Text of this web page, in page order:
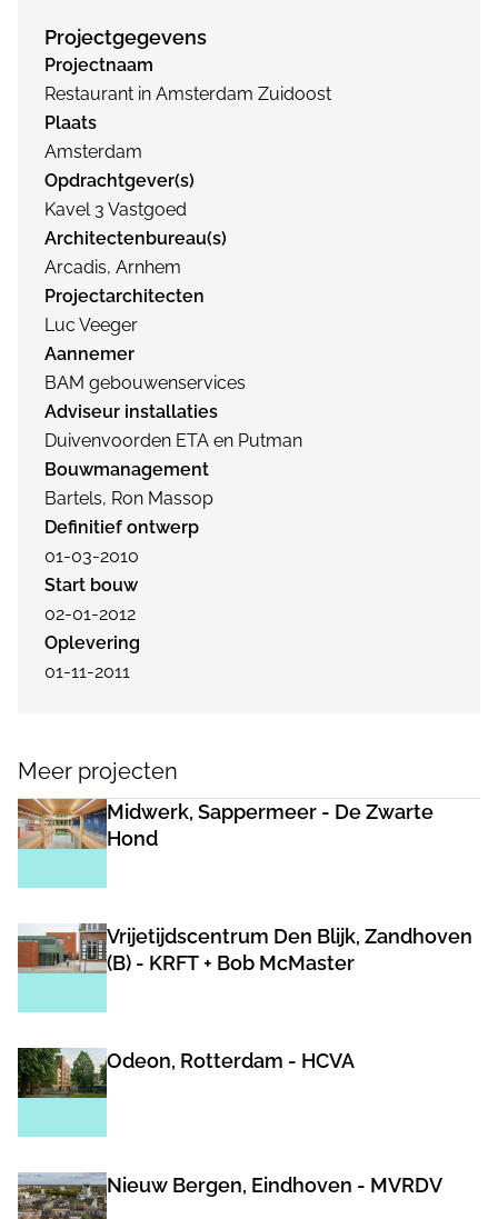
Projectgegevens
Projectnaam
Restaurant in Amsterdam Zuidoost
Plaats
Amsterdam
Opdrachtgever(s)
Kavel 3 Vastgoed
Architectenbureau(s)
Arcadis, Arnhem
Projectarchitecten
Luc Veeger
Aannemer
BAM gebouwenservices
Adviseur installaties
Duivenvoorden ETA en Putman
Bouwmanagement
Bartels, Ron Massop
Definitief ontwerp
01-03-2010
Start bouw
02-01-2012
Oplevering
01-11-2011
Meer projecten
Midwerk, Sappermeer - De Zwarte
Hond
Vrijetijdscentrum Den Blijk, Zandhoven
(B) - KRFT + Bob McMaster
Odeon, Rotterdam - HCVA
Nieuw Bergen, Eindhoven - MVRDV